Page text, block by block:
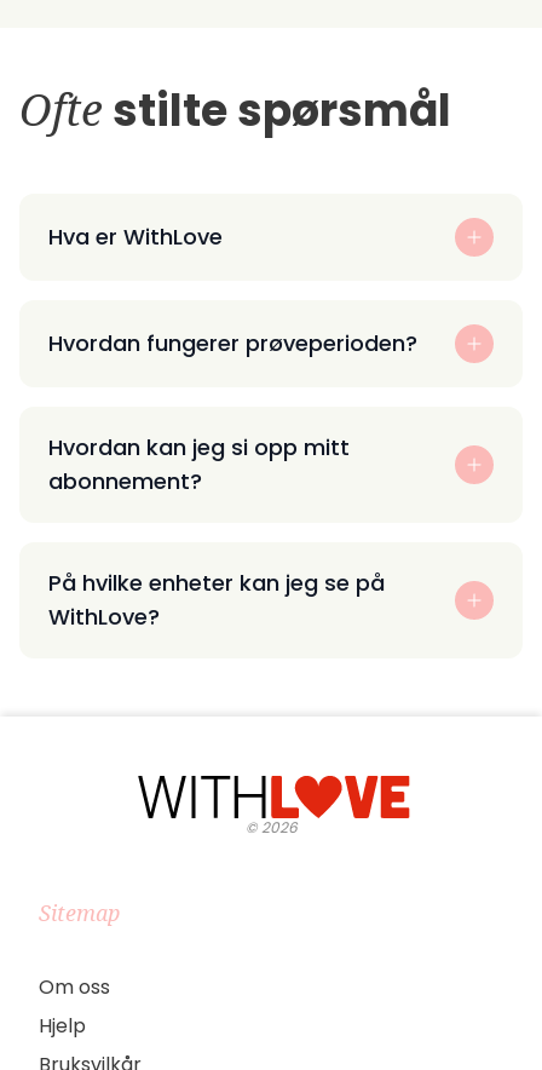
Ofte stilte spørsmål
Hva er WithLove
Hvordan fungerer prøveperioden?
Hvordan kan jeg si opp mitt
abonnement?
På hvilke enheter kan jeg se på
WithLove?
©2026
Sitemap
Om oss
Hjelp
Bruksvilkår